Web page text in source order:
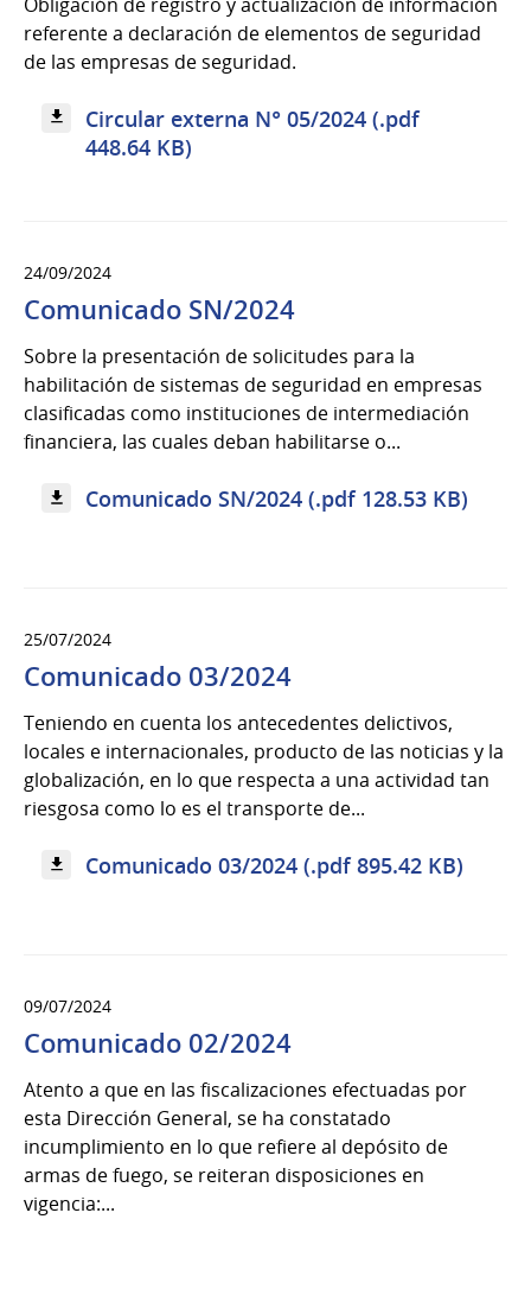
referente a declaración de elementos de seguridad
de las empresas de seguridad.
Circular externa N° 05/2024 (.pdf
448.64 KB)
24/09/2024
Comunicado SN/2024
Sobre la presentación de solicitudes para la
habilitación de sistemas de seguridad en empresas
clasificadas como instituciones de intermediación
financiera, las cuales deban habilitarse o...
Comunicado SN/2024 (.pdf 128.53 KB)
25/07/2024
Comunicado 03/2024
Teniendo en cuenta los antecedentes delictivos,
locales e internacionales, producto de las noticias y la
globalización, en lo que respecta a una actividad tan
riesgosa como lo es el transporte de...
Comunicado 03/2024 (.pdf 895.42 KB)
09/07/2024
Comunicado 02/2024
Atento a que en las fiscalizaciones efectuadas por
esta Dirección General, se ha constatado
incumplimiento en lo que refiere al depósito de
armas de fuego, se reiteran disposiciones en
vigencia:...